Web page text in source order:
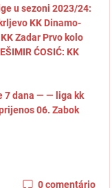
u sezoni 2023/24:
KK Dinamo-
Zadar Prvo kolo
ĆOSIĆ: KK
7 dana — — liga kk
06. Zabok
0 comentário